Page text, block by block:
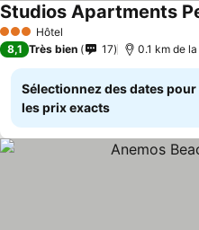
3 ÉtoilesHôtel
Studios Apartments
8,1 Très bien 17 0.1 km de
Sélectionnez des dates
les prix exacts